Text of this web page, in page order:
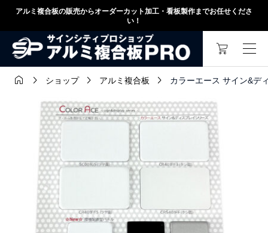
アルミ複合板の販売からオーダーカット加工・看板製作までお任せくださ
い！
  ショップ  アルミ複合板  カラーエース サイン&デ